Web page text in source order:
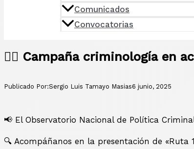
Comunicados
Convocatorias
🕵️‍♂️ Campaña criminología en
Publicado Por:Sergio Luis Tamayo Masias6 junio, 2025
📢 El Observatorio Nacional de Política
🔍 Acompáñanos en la presentación de